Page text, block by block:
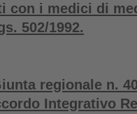
con i medici di
502/1992.
regionale n.
Integrativo